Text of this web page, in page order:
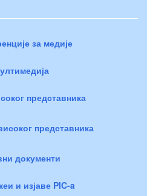
за медије
представника
представника
документи
и изјаве PIC-a